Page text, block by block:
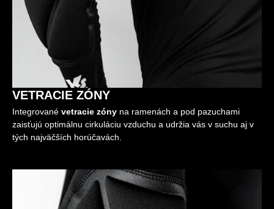
VETRACIE ZÓNY
Integrované vetracie zóny na ramenách a pod pazuchami
zaisťujú optimálnu cirkuláciu vzduchu a udržia vás v suchu aj v
tých najväčších horúčavách.